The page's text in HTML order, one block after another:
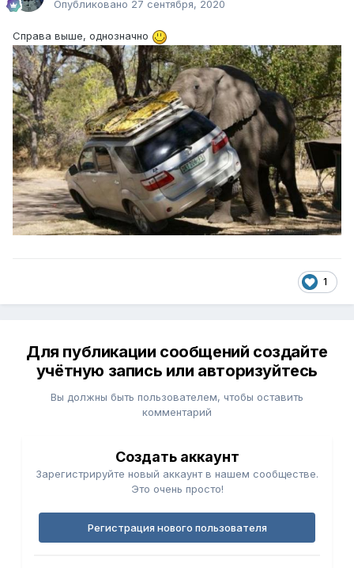
Опубликовано 27 сентября, 2020
Справа выше, однозначно
1
Для публикации сообщений создайте
учётную запись или авторизуйтесь
Вы должны быть пользователем, чтобы оставить
комментарий
Создать аккаунт
Зарегистрируйте новый аккаунт в нашем сообществе.
Это очень просто!
Регистрация нового пользователя